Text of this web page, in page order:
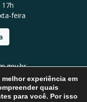
feira
experiência em
quais
para você. Por isso